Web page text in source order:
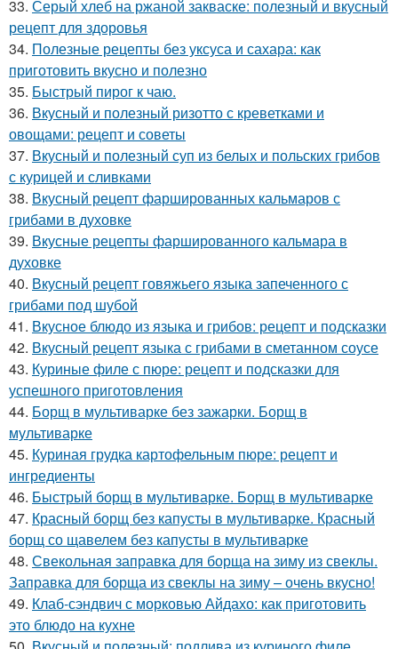
33. Серый хлеб на ржаной закваске: полезный и вкусный
рецепт для здоровья
34. Полезные рецепты без уксуса и сахара: как
приготовить вкусно и полезно
35. Быстрый пирог к чаю.
36. Вкусный и полезный ризотто с креветками и
овощами: рецепт и советы
37. Вкусный и полезный суп из белых и польских грибов
с курицей и сливками
38. Вкусный рецепт фаршированных кальмаров с
грибами в духовке
39. Вкусные рецепты фаршированного кальмара в
духовке
40. Вкусный рецепт говяжьего языка запеченного с
грибами под шубой
41. Вкусное блюдо из языка и грибов: рецепт и подсказки
42. Вкусный рецепт языка с грибами в сметанном соусе
43. Куриные филе с пюре: рецепт и подсказки для
успешного приготовления
44. Борщ в мультиварке без зажарки. Борщ в
мультиварке
45. Куриная грудка картофельным пюре: рецепт и
ингредиенты
46. Быстрый борщ в мультиварке. Борщ в мультиварке
47. Красный борщ без капусты в мультиварке. Красный
борщ со щавелем без капусты в мультиварке
48. Свекольная заправка для борща на зиму из свеклы.
Заправка для борща из свеклы на зиму – очень вкусно!
49. Клаб-сэндвич с морковью Айдахо: как приготовить
это блюдо на кухне